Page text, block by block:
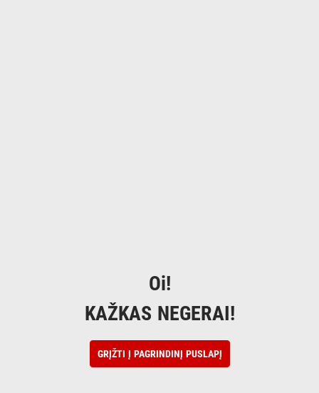
Oi!
KAŽKAS NEGERAI!
GRĮŽTI Į PAGRINDINĮ PUSLAPĮ